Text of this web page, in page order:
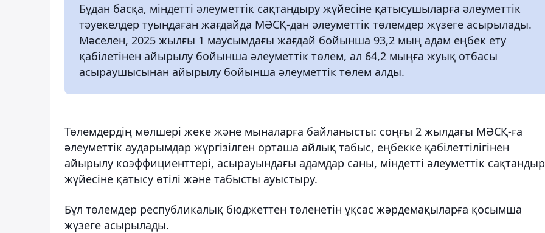
Бұдан басқа, міндетті әлеуметтік сақтандыру жүйесіне қатысушыларға әлеуметтік
тәуекелдер туындаған жағдайда МӘСҚ-дан әлеуметтік төлемдер жүзеге асырылады.
Мәселен, 2025 жылғы 1 маусымдағы жағдай бойынша 93,2 мың адам еңбек ету
қабілетінен айырылу бойынша әлеуметтік төлем, ал 64,2 мыңға жуық отбасы
асыраушысынан айырылу бойынша әлеуметтік төлем алды.
Төлемдердің мөлшері жеке және мыналарға байланысты: соңғы 2 жылдағы МӘСҚ-ға
әлеуметтік аударымдар жүргізілген орташа айлық табыс, еңбекке қабілеттілігінен
айырылу коэффициенттері, асырауындағы адамдар саны, міндетті әлеуметтік
жүйесіне қатысу өтілі және табысты ауыстыру.
Бұл төлемдер республикалық бюджеттен төленетін ұқсас жәрдемақыларға қосымша
жүзеге асырылады.